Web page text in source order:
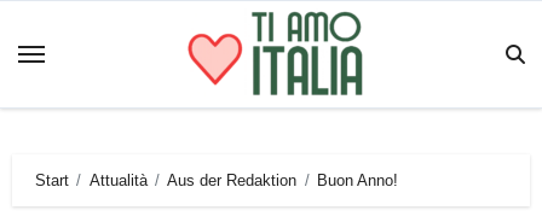
Inhalt
Start Attualità Aus der Redaktion Buon Anno!